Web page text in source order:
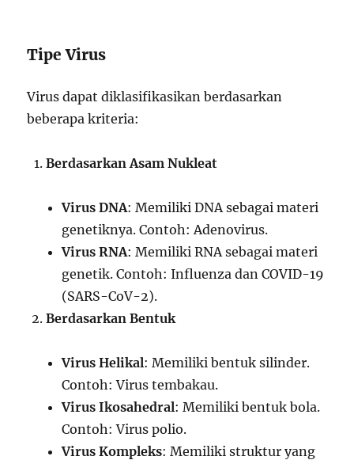
Tipe Virus
Virus dapat diklasifikasikan berdasarkan
beberapa kriteria:
Berdasarkan Asam Nukleat
Virus DNA: Memiliki DNA sebagai materi
genetiknya. Contoh: Adenovirus.
Virus RNA: Memiliki RNA sebagai materi
genetik. Contoh: Influenza dan COVID-19
(SARS-CoV-2).
Berdasarkan Bentuk
Virus Helikal: Memiliki bentuk silinder.
Contoh: Virus tembakau.
Virus Ikosahedral: Memiliki bentuk bola.
Contoh: Virus polio.
Virus Kompleks: Memiliki struktur yang